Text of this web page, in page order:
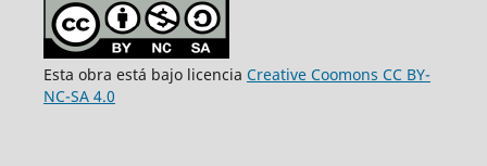
Esta obra está bajo licencia Creative Coomons CC BY-
NC-SA 4.0